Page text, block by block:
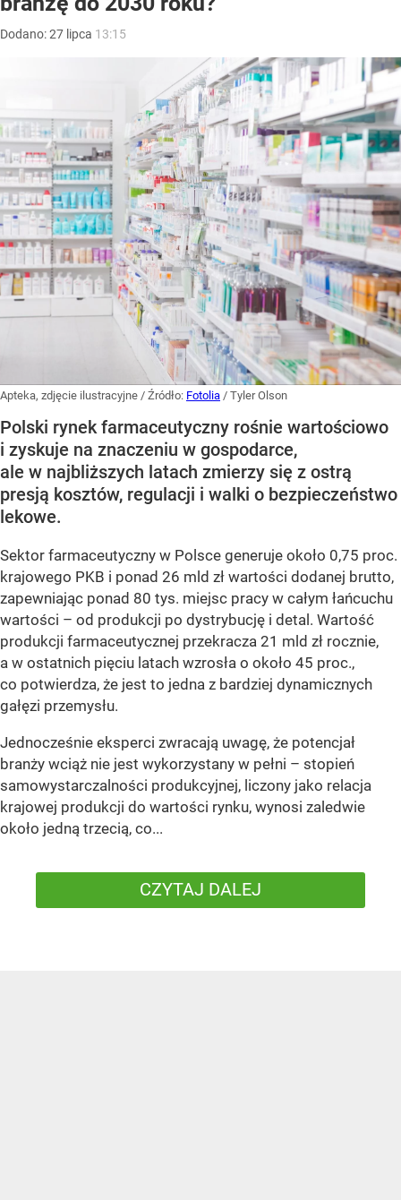
Dodano:27 lipca 13:15
Apteka, zdjęcie ilustracyjne / Źródło: Fotolia / Tyler Olson
Polski rynek farmaceutyczny rośnie wartościowo
i zyskuje na znaczeniu w gospodarce,
ale w najbliższych latach zmierzy się z ostrą
presją kosztów, regulacji i walki o bezpieczeństwo
lekowe.
Sektor farmaceutyczny w Polsce generuje około 0,75 proc.
krajowego PKB i ponad 26 mld zł wartości dodanej brutto,
zapewniając ponad 80 tys. miejsc pracy w całym łańcuchu
wartości – od produkcji po dystrybucję i detal. Wartość
produkcji farmaceutycznej przekracza 21 mld zł rocznie,
a w ostatnich pięciu latach wzrosła o około 45 proc.,
co potwierdza, że jest to jedna z bardziej dynamicznych
gałęzi przemysłu.
Jednocześnie eksperci zwracają uwagę, że potencjał
branży wciąż nie jest wykorzystany w pełni – stopień
samowystarczalności produkcyjnej, liczony jako relacja
krajowej produkcji do wartości rynku, wynosi zaledwie
około jedną trzecią, co...
CZYTAJ DALEJ